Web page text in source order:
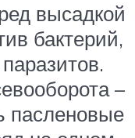
высадкой
бактерий,
–
пасленовые